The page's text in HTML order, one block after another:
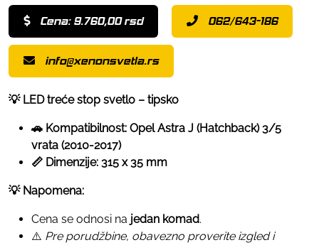
Cena: 9.760,00 rsd 062/643-186
info@xenonsvetla.rs
💡 LED treće stop svetlo – tipsko
🚗 Kompatibilnost: Opel Astra J (Hatchback) 3/5
vrata (2010-2017)
📏 Dimenzije: 315 x 35 mm
💡 Napomena:
Cena se odnosi na jedan komad.
⚠️ Pre porudžbine, obavezno proverite izgled i